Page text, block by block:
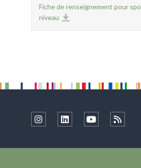
Fiche de renseignement pour
niveau